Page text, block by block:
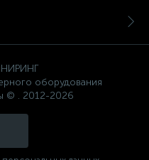
оборудования
© . 2012-2026